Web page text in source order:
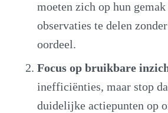
moeten zich op hun
observaties te delen
oordeel.
Focus op bruikbare
inefficiënties, maar stop
duidelijke actiepunten op